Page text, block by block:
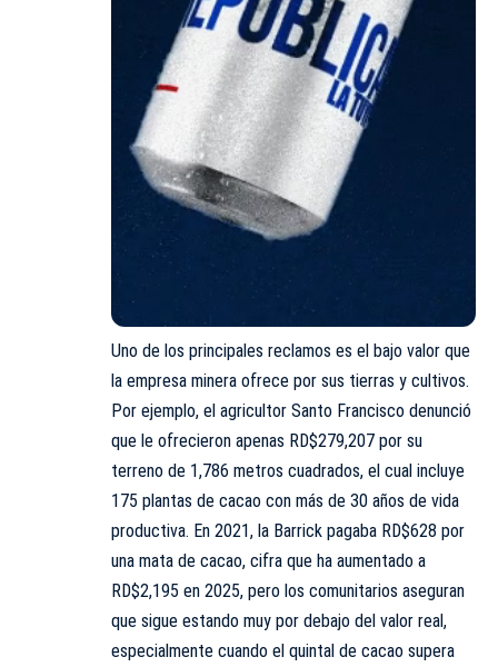
Uno de los principales reclamos es el bajo valor que
la empresa minera ofrece por sus tierras y cultivos.
Por ejemplo, el agricultor Santo Francisco denunció
que le ofrecieron apenas RD$279,207 por su
terreno de 1,786 metros cuadrados, el cual incluye
175 plantas de cacao con más de 30 años de vida
productiva. En 2021, la Barrick pagaba RD$628 por
una mata de cacao, cifra que ha aumentado a
RD$2,195 en 2025, pero los comunitarios aseguran
que sigue estando muy por debajo del valor real,
especialmente cuando el quintal de cacao supera